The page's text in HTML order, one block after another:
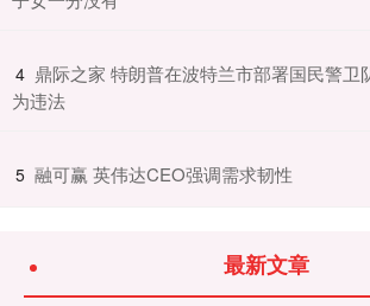
4 鼎际之家 特朗普在波特兰市部署国民警卫
为违法
5 ​融可赢 英伟达CEO强调需求韧性
最新文章